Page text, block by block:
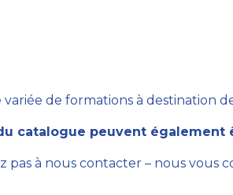
de formations à destination
catalogue peuvent également
pas à nous contacter – nous vous